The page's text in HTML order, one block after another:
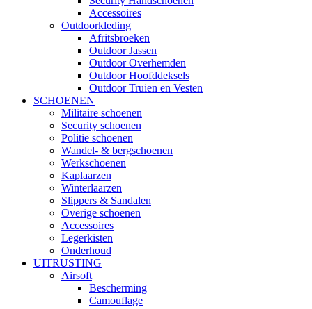
Accessoires
Outdoorkleding
Afritsbroeken
Outdoor Jassen
Outdoor Overhemden
Outdoor Hoofddeksels
Outdoor Truien en Vesten
SCHOENEN
Militaire schoenen
Security schoenen
Politie schoenen
Wandel- & bergschoenen
Werkschoenen
Kaplaarzen
Winterlaarzen
Slippers & Sandalen
Overige schoenen
Accessoires
Legerkisten
Onderhoud
UITRUSTING
Airsoft
Bescherming
Camouflage